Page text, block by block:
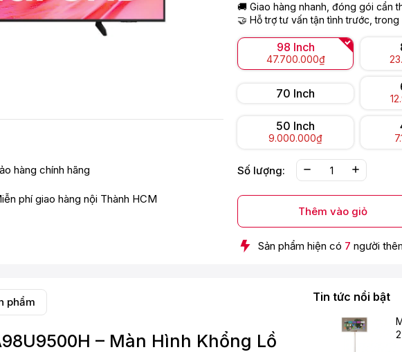
hàng chính hãng
phí giao hàng nội Thành HCM
🚚 Giao hàng nhanh, đóng gói cẩn
🤝 Hỗ trợ tư vấn tận tình trước, trong
98 Inch
47.700.000₫
70 Inch
50 Inch
9.000.000₫
Số lượng:
Thêm vào giỏ
Sản phẩm hiện có 7 người
phẩm
– Màn Hình Khổng Lồ
Tin tức nổi bật